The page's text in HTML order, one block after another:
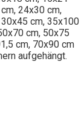
24x30 cm,
cm, 35x100
cm, 50x75
cm, 70x90 cm
aufgehängt.